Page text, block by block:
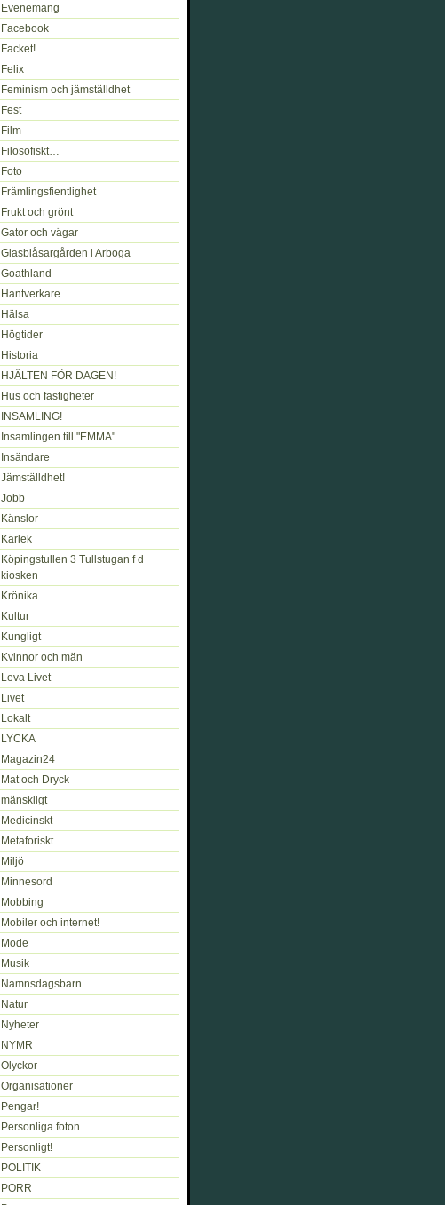
Evenemang
Facebook
Facket!
Felix
Feminism och jämställdhet
Fest
Film
Filosofiskt…
Foto
Främlingsfientlighet
Frukt och grönt
Gator och vägar
Glasblåsargården i Arboga
Goathland
Hantverkare
Hälsa
Högtider
Historia
HJÄLTEN FÖR DAGEN!
Hus och fastigheter
INSAMLING!
Insamlingen till "EMMA"
Insändare
Jämställdhet!
Jobb
Känslor
Kärlek
Köpingstullen 3 Tullstugan f d
kiosken
Krönika
Kultur
Kungligt
Kvinnor och män
Leva Livet
Livet
Lokalt
LYCKA
Magazin24
Mat och Dryck
mänskligt
Medicinskt
Metaforiskt
Miljö
Minnesord
Mobbing
Mobiler och internet!
Mode
Musik
Namnsdagsbarn
Natur
Nyheter
NYMR
Olyckor
Organisationer
Pengar!
Personliga foton
Personligt!
POLITIK
PORR